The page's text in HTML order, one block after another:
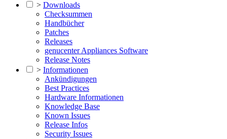
> Downloads
Checksummen
Handbücher
Patches
Releases
genucenter Appliances Software
Release Notes
> Informationen
Ankündigungen
Best Practices
Hardware Informationen
Knowledge Base
Known Issues
Release Infos
Security Issues